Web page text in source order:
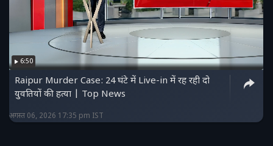
6:50
Raipur Murder Case: 24 घंटे में Live-in में रह रही दो
युवतियों की हत्या | Top News
अगस्त 06, 2026 17:35 pm IST